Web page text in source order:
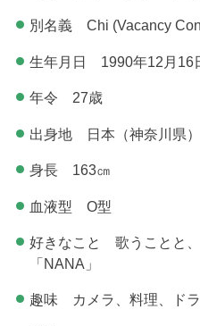
別名義 Chi (Vacancy
生年月日 1990年12月16
年令 27歳
出身地 日本（神奈川県
身長 163㎝
血液型 O型
好きなこと 歌うことと
「NANA」
趣味 カメラ、料理、ド